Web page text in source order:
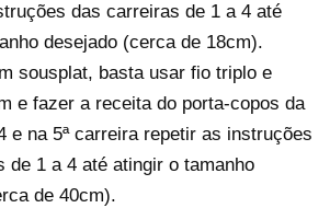
das carreiras de 1 a 4 até
desejado (cerca de 18cm).
sousplat, basta usar fio triplo e
e fazer a receita do porta-copos da
e na 5ª carreira repetir as instruções
de 1 a 4 até atingir o tamanho
de 40cm).